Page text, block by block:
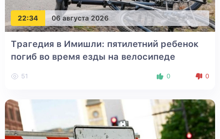
22:34 06 августа 2026
Трагедия в Имишли: пятилетний ребенок
погиб во время езды на велосипеде
51 0 0